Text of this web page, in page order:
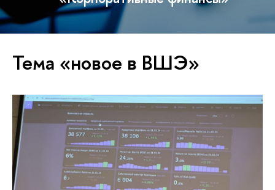
Тема «новое в ВШЭ»